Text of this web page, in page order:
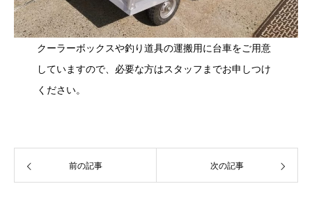
クーラーボックスや釣り道具の運搬用に台車をご用意
していますので、必要な方はスタッフまでお申しつけ
ください。
前の記事 次の記事